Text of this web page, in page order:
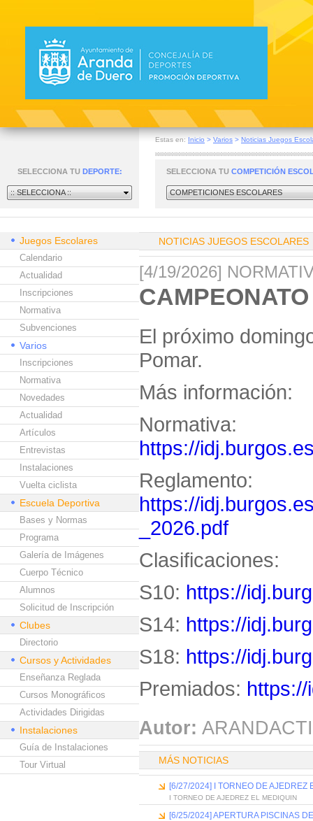
Estas en: Inicio > Varios > Noticias Juegos
SELECCIONA TU DEPORTE:
:: SELECCIONA ::
SELECCIONA TU COMPETICIÓN
COMPETICIONES ESCOLARES
Juegos Escolares
Calendario
Actualidad
Inscripciones
Normativa
Subvenciones
Varios
Inscripciones
Normativa
Novedades
Actualidad
Artículos
Entrevistas
Instalaciones
Vuelta ciclista
Escuela Deportiva
Bases y Normas
Programa
Galería de Imágenes
Cuerpo Técnico
Alumnos
Solicitud de Inscripción
Clubes
Directorio
Cursos y Actividades
Enseñanza Reglada
Cursos Monográficos
Actividades Dirigidas
Instalaciones
Guía de Instalaciones
Tour Virtual
NOTICIAS JUEGOS ESCOLARES
[4/19/2026]
El próximo
Pomar.
Más información:
Normativa:
https://
Reglamento:
https://
_2026.pdf
Clasificaciones:
S10: https://
S14: https://
S18: https://
Premiados:
Autor:
MÁS NOTICIAS
[6/27/2024] I TORNEO DE AJEDREZ
I TORNEO DE AJEDREZ EL MEDIQUIN
[6/25/2024] APERTURA PISCINAS